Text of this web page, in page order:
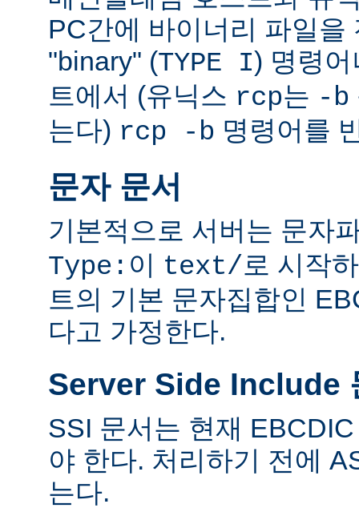
PC간에 바이너리 파일을
"binary" (TYPE I) 명령
트에서 (유닉스 rcp는 -b
는다) rcp -b 명령어를
문자 문서
기본적으로 서버는 문자
Type: 이 text/ 로 시작
트의 기본 문자집합인
다고 가정한다.
Server Side Include
SSI 문서는 현재
야 한다. 처리하기 전에
는다.